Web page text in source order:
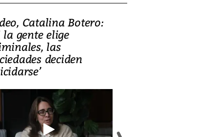
Catalina Botero:
la gente elige
las
deciden